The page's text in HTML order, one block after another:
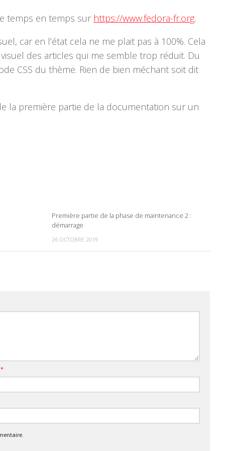
temps en temps sur https://www.fedora-fr.org.
car en l’état cela ne me plait pas à 100%. Cela
des articles qui me semble trop réduit. Du
CSS du thème. Rien de bien méchant soit dit
la première partie de la documentation sur un
Première partie de la phase de maintenance 2 :
démarrage
26 OCTOBRE 2019
*